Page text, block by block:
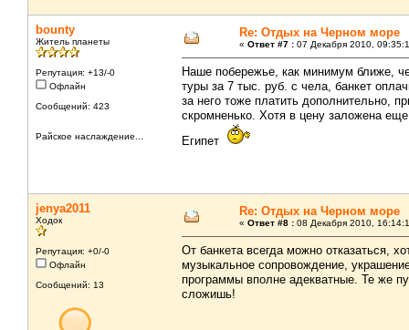
bounty
Житель планеты
Репутация: +13/-0
Офлайн
Сообщений: 423
Райское наслаждение...
Re: Отдых на Черном море
« Ответ #7 : 07 Декабря 2010,
Наше побережье, как минимум ближе,
туры за 7 тыс. руб. с чела, банкет
за него тоже платить дополнительно,
скромненько. Хотя в цену заложена
Египет
jenya2011
Ходок
Репутация: +0/-0
Офлайн
Сообщений: 13
Re: Отдых на Черном море
« Ответ #8 : 08 Декабря 2010,
От банкета всегда можно отказаться,
музыкальное сопровождение,
программы вполне адекватные. Те же
сложишь!